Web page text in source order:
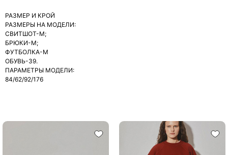
РАЗМЕР И КРОЙ
РАЗМЕРЫ НА МОДЕЛИ:
СВИТШОТ-M;
БРЮКИ-М;
ФУТБОЛКА-М
ОБУВЬ-39.
ПАРАМЕТРЫ МОДЕЛИ:
84/62/92/176